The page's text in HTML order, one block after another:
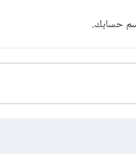
حسابك.